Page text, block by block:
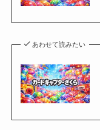
あわせて読みたい